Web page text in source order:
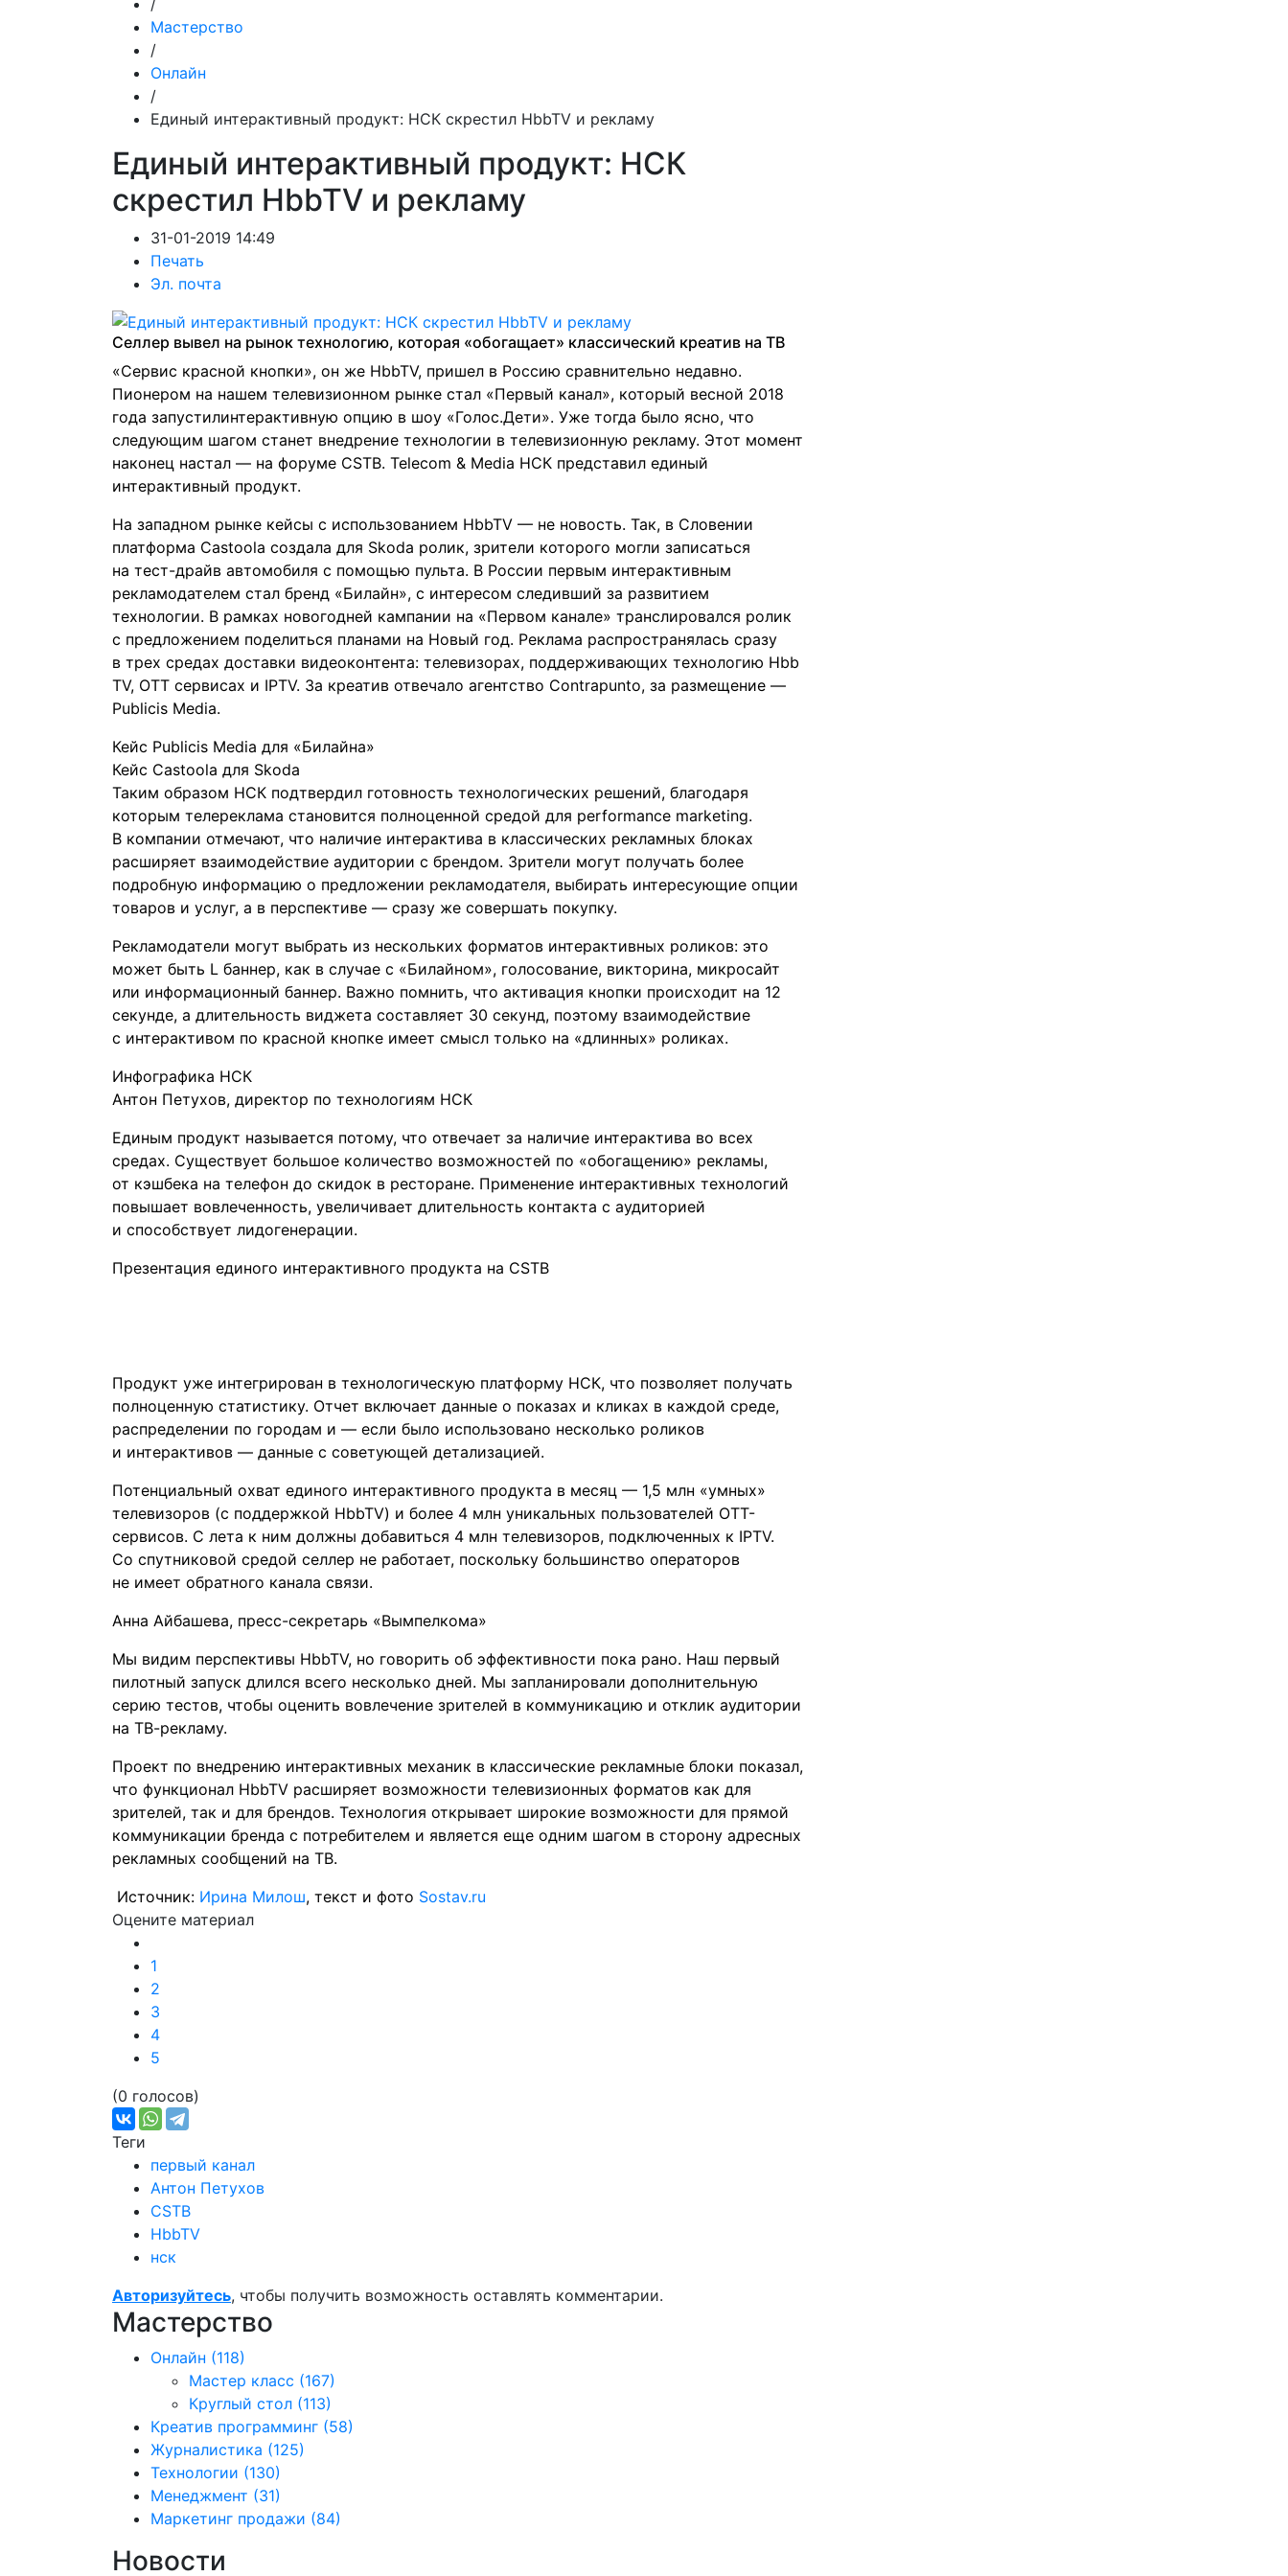
/
Мастерство
/
Онлайн
/
Единый интерактивный продукт: НСК скрестил HbbTV и рекламу
Единый интерактивный продукт: НСК
скрестил HbbTV и рекламу
31-01-2019 14:49
Печать
Эл. почта
Селлер вывел на рынок технологию, которая «обогащает» классический креатив на ТВ
«Сервис красной кнопки», он же HbbTV, пришел в Россию сравнительно недавно.
Пионером на нашем телевизионном рынке стал «Первый канал», который весной 2018
года запустилинтерактивную опцию в шоу «Голос.Дети». Уже тогда было ясно, что
следующим шагом станет внедрение технологии в телевизионную рекламу. Этот момент
наконец настал — на форуме CSTB. Telecom & Media НСК представил единый
интерактивный продукт.
На западном рынке кейсы с использованием HbbTV — не новость. Так, в Словении
платформа Castoola создала для Skoda ролик, зрители которого могли записаться
на тест-драйв автомобиля с помощью пульта. В России первым интерактивным
рекламодателем стал бренд «Билайн», с интересом следивший за развитием
технологии. В рамках новогодней кампании на «Первом канале» транслировался ролик
с предложением поделиться планами на Новый год. Реклама распространялась сразу
в трех средах доставки видеоконтента: телевизорах, поддерживающих технологию Hbb
TV, OTT сервисах и IPTV. За креатив отвечало агентство Contrapunto, за размещение —
Publicis Media.
Кейс Publicis Media для «Билайна»
Кейс Castoola для Skoda
Таким образом НСК подтвердил готовность технологических решений, благодаря
которым телереклама становится полноценной средой для performance marketing.
В компании отмечают, что наличие интерактива в классических рекламных блоках
расширяет взаимодействие аудитории с брендом. Зрители могут получать более
подробную информацию о предложении рекламодателя, выбирать интересующие опции
товаров и услуг, а в перспективе — сразу же совершать покупку.
Рекламодатели могут выбрать из нескольких форматов интерактивных роликов: это
может быть L баннер, как в случае с «Билайном», голосование, викторина, микросайт
или информационный баннер. Важно помнить, что активация кнопки происходит на 12
секунде, а длительность виджета составляет 30 секунд, поэтому взаимодействие
с интерактивом по красной кнопке имеет смысл только на «длинных» роликах.
Инфографика НСК
Антон Петухов, директор по технологиям НСК
Единым продукт называется потому, что отвечает за наличие интерактива во всех
средах. Существует большое количество возможностей по «обогащению» рекламы,
от кэшбека на телефон до скидок в ресторане. Применение интерактивных технологий
повышает вовлеченность, увеличивает длительность контакта с аудиторией
и способствует лидогенерации.
Презентация единого интерактивного продукта на CSTB
Продукт уже интегрирован в технологическую платформу НСК, что позволяет получать
полноценную статистику. Отчет включает данные о показах и кликах в каждой среде,
распределении по городам и — если было использовано несколько роликов
и интерактивов — данные с советующей детализацией.
Потенциальный охват единого интерактивного продукта в месяц — 1,5 млн «умных»
телевизоров (с поддержкой HbbTV) и более 4 млн уникальных пользователей OTT-
сервисов. С лета к ним должны добавиться 4 млн телевизоров, подключенных к IPTV.
Со спутниковой средой селлер не работает, поскольку большинство операторов
не имеет обратного канала связи.
Анна Айбашева, пресс-секретарь «Вымпелкома»
Мы видим перспективы HbbTV, но говорить об эффективности пока рано. Наш первый
пилотный запуск длился всего несколько дней. Мы запланировали дополнительную
серию тестов, чтобы оценить вовлечение зрителей в коммуникацию и отклик аудитории
на ТВ-рекламу.
Проект по внедрению интерактивных механик в классические рекламные блоки показал,
что функционал HbbTV расширяет возможности телевизионных форматов как для
зрителей, так и для брендов. Технология открывает широкие возможности для прямой
коммуникации бренда с потребителем и является еще одним шагом в сторону адресных
рекламных сообщений на ТВ.
Источник: Ирина Милош, текст и фото Sostav.ru
Оцените материал
1
2
3
4
5
(0 голосов)
Теги
первый канал
Антон Петухов
CSTB
HbbTV
нск
Авторизуйтесь, чтобы получить возможность оставлять комментарии.
Мастерство
Онлайн (118)
Мастер класс (167)
Круглый стол (113)
Креатив программинг (58)
Журналистика (125)
Технологии (130)
Менеджмент (31)
Маркетинг продажи (84)
Новости